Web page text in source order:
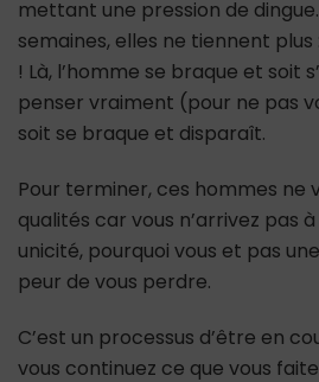
mettant une pression de
semaines, elles ne tiennent plus
! Là, l’homme se braque et soit
penser vraiment (pour ne pas
soit se braque et disparaît.
Pour terminer, ces hommes ne
qualités car vous n’arrivez pas
unicité, pourquoi vous et pas
peur de vous perdre.
C’est un processus d’être en
vous continuez ce que vous